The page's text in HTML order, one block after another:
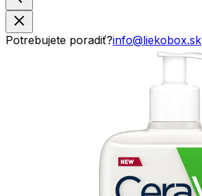
Potrebujete poradiť?info@liekobox.sk